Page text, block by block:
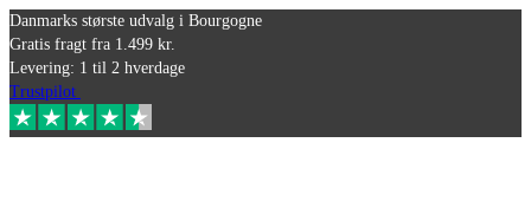
Danmarks største udvalg i Bourgogne
Gratis fragt fra 1.499 kr.
Levering: 1 til 2 hverdage
Trustpilot